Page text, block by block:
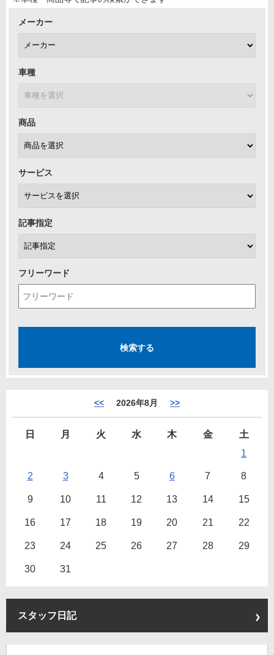
メーカー
車種
商品
サービス
記事指定
フリーワード
<< 2026年8月 >>
日 月 火 水 木 金
土
1
2 3 4 5 6 7 8
9 10 11 12 13 14 15
16 17 18 19 20 21 22
23 24 25 26 27 28 29
30 31
スタッフ日記